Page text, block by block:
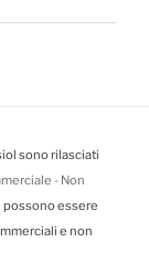
sono rilasciati
- Non
possono essere
e non